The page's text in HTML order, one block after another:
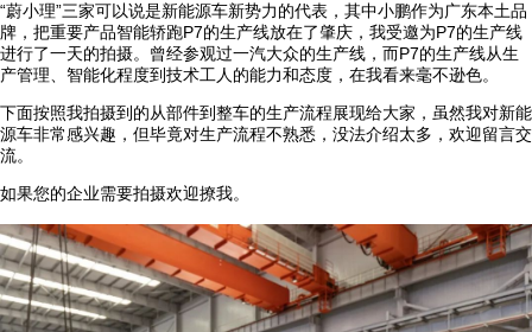
“蔚小理”三家可以说是新能源车新势力的代表，其中小鹏作为广东本土品
牌，把重要产品智能轿跑P7的生产线放在了肇庆，我受邀为P7的生产线
进行了一天的拍摄。曾经参观过一汽大众的生产线，而P7的生产线从生
产管理、智能化程度到技术工人的能力和态度，在我看来毫不逊色。
下面按照我拍摄到的从部件到整车的生产流程展现给大家，虽然我对新能
源车非常感兴趣，但毕竟对生产流程不熟悉，没法介绍太多，欢迎留言交
流。
如果您的企业需要拍摄欢迎撩我。